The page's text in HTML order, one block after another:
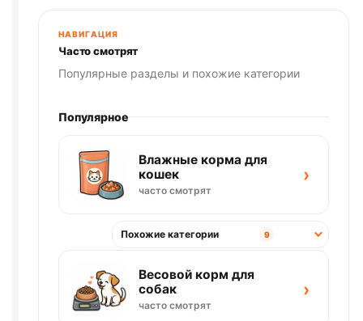
весовой
1кг
НАВИГАЦИЯ
Часто смотрят
Популярные разделы и похожие категории
Популярное
Влажные корма для
кошек
часто смотрят
›
Похожие категории 9
Весовой корм для
собак
часто смотрят
›